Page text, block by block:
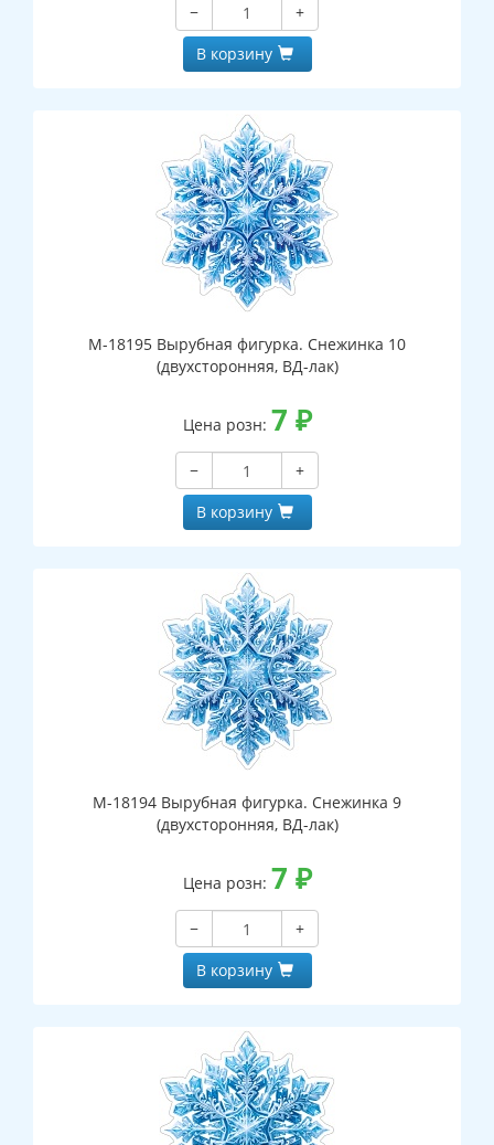
−
+
В корзину
М-18195 Вырубная фигурка. Снежинка 10
(двухсторонняя, ВД-лак)
Цена розн: 7 ₽
−
+
В корзину
М-18194 Вырубная фигурка. Снежинка 9
(двухсторонняя, ВД-лак)
Цена розн: 7 ₽
−
+
В корзину